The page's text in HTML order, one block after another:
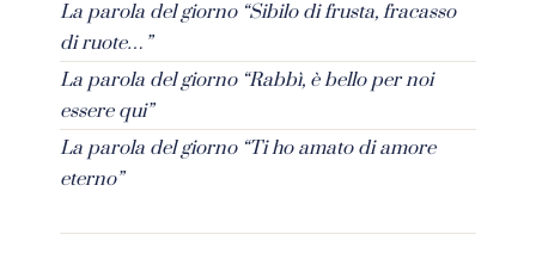
La parola del giorno “Sibilo di frusta, fracasso
di ruote…”
La parola del giorno “Rabbì, è bello per noi
essere qui”
La parola del giorno “Ti ho amato di amore
eterno”